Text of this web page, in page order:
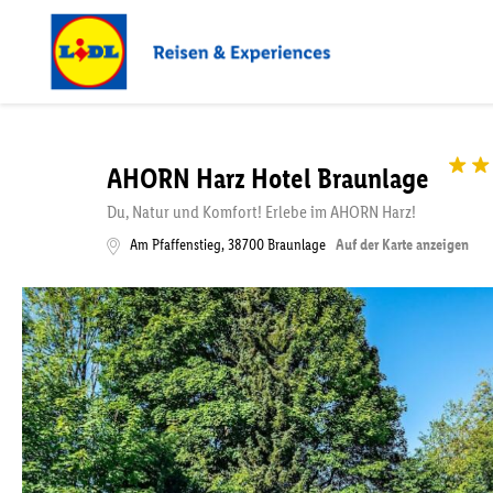
AHORN Harz Hotel Braunlage
Du, Natur und Komfort! Erlebe im AHORN Harz!
Am Pfaffenstieg,38700Braunlage Auf der Karte anzeigen